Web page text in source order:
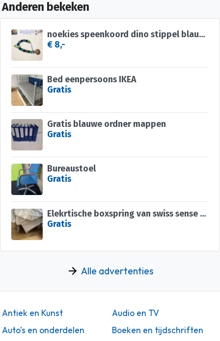
Anderen bekeken
noekies speenkoord dino stippel blauw groen nr 25
€ 8,-
Bed eenpersoons IKEA
Gratis
Gratis blauwe ordner mappen
Gratis
Bureaustoel
Gratis
Elekrtische boxspring van swiss sense (15 jaar oud) op te halen tussen 26 en 30 november
Gratis
Alle advertenties
Antiek en Kunst
Audio en TV
Auto's en onderdelen
Boeken en tijdschriften